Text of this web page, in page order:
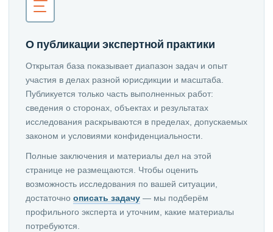
О публикации экспертной практики
Открытая база показывает диапазон задач и опыт
участия в делах разной юрисдикции и масштаба.
Публикуется только часть выполненных работ:
сведения о сторонах, объектах и результатах
исследования раскрываются в пределах, допускаемых
законом и условиями конфиденциальности.
Полные заключения и материалы дел на этой
странице не размещаются. Чтобы оценить
возможность исследования по вашей ситуации,
достаточно описать задачу — мы подберём
профильного эксперта и уточним, какие материалы
потребуются.